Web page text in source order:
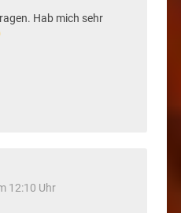
Hab mich sehr
12:10 Uhr